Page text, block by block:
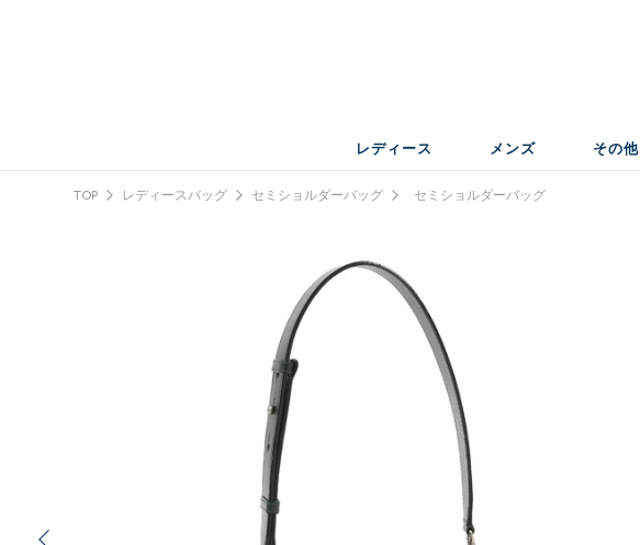
レディース メンズ その他
TOP レディースバッグ セミショルダーバッグ セミショルダーバッグ